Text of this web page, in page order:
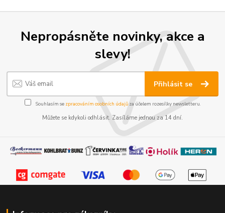
Nepropásněte novinky, akce a
slevy!
Přihlásit se
Souhlasím se zpracováním osobních údajůza účelem rozesílky newsletteru.
Můžete se kdykoli odhlásit. Zasíláme jednou za 14 dní.